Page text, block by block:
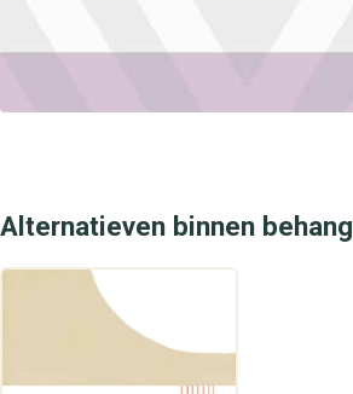
Alternatieven binnen behang